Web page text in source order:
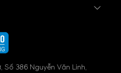
Số 386 Nguyễn Văn Linh,